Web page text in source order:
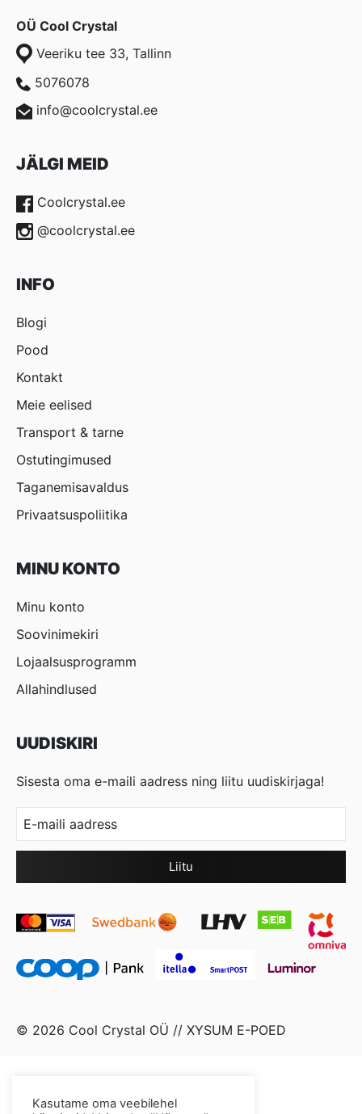
OÜ Cool Crystal
Veeriku tee 33, Tallinn
5076078
info@coolcrystal.ee
JÄLGI MEID
Coolcrystal.ee
@coolcrystal.ee
INFO
Blogi
Pood
Kontakt
Meie eelised
Transport & tarne
Ostutingimused
Taganemisavaldus
Privaatsuspoliitika
MINU KONTO
Minu konto
Soovinimekiri
Lojaalsusprogramm
Allahindlused
UUDISKIRI
Sisesta oma e-maili aadress ning liitu uudiskirjaga!
© 2026 Cool Crystal OÜ // XYSUM E-POED
Kasutame oma veebilehel